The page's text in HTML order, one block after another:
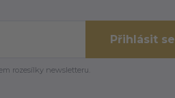
Přihlásit se
rozesílky newsletteru.